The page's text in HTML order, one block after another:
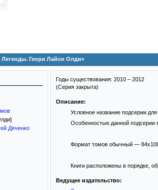
Генри Лайон Олди»
Дяченко
Годы существования: 2010 – 2012
(Серия закрыта)
Описание:
Условное название подсерии
Особенностью данной подсерии
Формат томов обычный —
Книги расположены в порядке,
Ведущее издательство: